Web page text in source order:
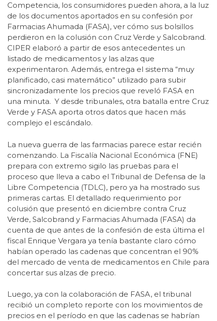
Competencia, los consumidores pueden ahora, a la luz
de los documentos aportados en su confesión por
Farmacias Ahumada (FASA), ver cómo sus bolsillos
perdieron en la colusión con Cruz Verde y Salcobrand.
CIPER elaboró a partir de esos antecedentes un
listado de medicamentos y las alzas que
experimentaron. Además, entrega el sistema “muy
planificado, casi matemático” utilizado para subir
sincronizadamente los precios que reveló FASA en
una minuta. Y desde tribunales, otra batalla entre Cruz
Verde y FASA aporta otros datos que hacen más
complejo el escándalo.
La nueva guerra de las farmacias parece estar recién
comenzando. La Fiscalía Nacional Económica (FNE)
prepara con extremo sigilo las pruebas para el
proceso que lleva a cabo el Tribunal de Defensa de la
Libre Competencia (TDLC), pero ya ha mostrado sus
primeras cartas. El detallado requerimiento por
colusión que presentó en diciembre contra Cruz
Verde, Salcobrand y Farmacias Ahumada (FASA) da
cuenta de que antes de la confesión de esta última el
fiscal Enrique Vergara ya tenía bastante claro cómo
habían operado las cadenas que concentran el 90%
del mercado de venta de medicamentos en Chile para
concertar sus alzas de precio.
Luego, ya con la colaboración de FASA, el tribunal
recibió un completo reporte con los movimientos de
precios en el período en que las cadenas se habrían